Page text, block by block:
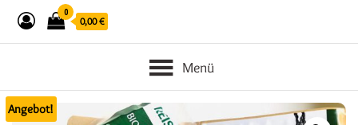
0
0,00 €
Menü
Angebot!